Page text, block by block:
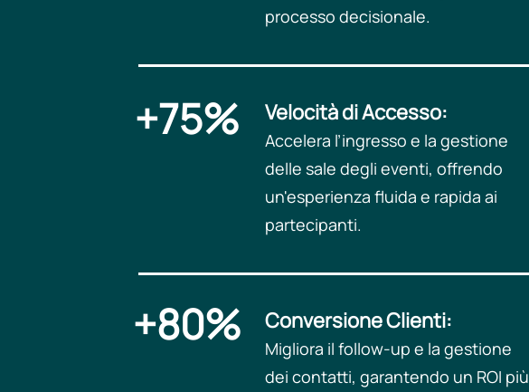
processo decisionale.​
+75% Velocità di Accesso:
Accelera l’ingresso e la gestione
delle sale degli eventi, offrendo
un'esperienza fluida e rapida ai
partecipanti.​
+80% Conversione Clienti: ​
Migliora il follow-up e la gestione
dei contatti, garantendo un ROI più